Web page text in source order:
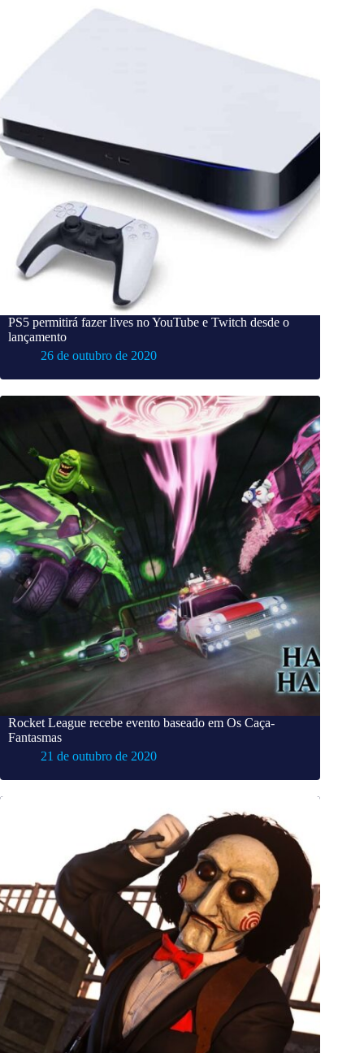
PS5 permitirá fazer lives no YouTube e Twitch desde o
lançamento
26 de outubro de 2020
Rocket League recebe evento baseado em Os Caça-
Fantasmas
21 de outubro de 2020